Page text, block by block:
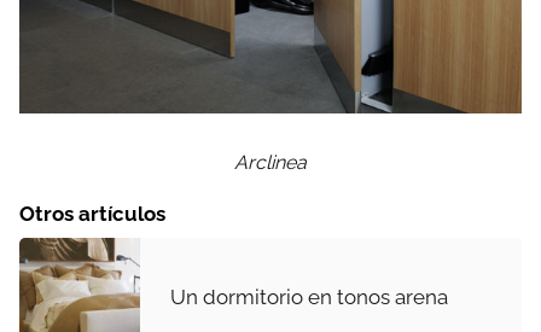
Arclinea
Otros artículos
Un dormitorio en tonos arena